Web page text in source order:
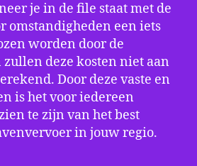
je in de file staat met de
omstandigheden een iets
worden door de
deze kosten niet aan
Door deze vaste en
is het voor iedereen
te zijn van het best
in jouw regio.